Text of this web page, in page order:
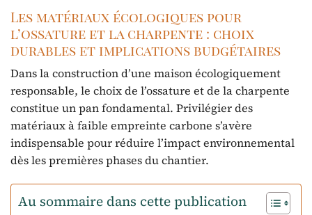
Les matériaux écologiques pour
l’ossature et la charpente : choix
durables et implications budgétaires
Dans la construction d’une maison écologiquement
responsable, le choix de l’ossature et de la charpente
constitue un pan fondamental. Privilégier des
matériaux à faible empreinte carbone s’avère
indispensable pour réduire l’impact environnemental
dès les premières phases du chantier.
Au sommaire dans cette publication